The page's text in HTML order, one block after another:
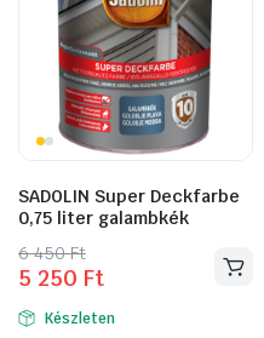
SADOLIN Super Deckfarbe
0,75 liter galambkék
6 450Ft
Original
price
was:
5 250 Ft
Current
price
is: Készleten